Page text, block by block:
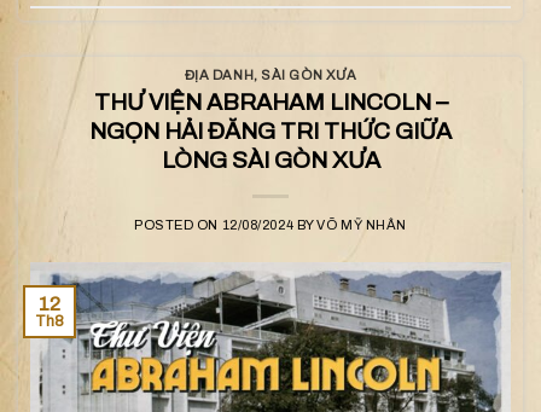
ĐỊA DANH, SÀI GÒN XƯA
THƯ VIỆN ABRAHAM LINCOLN –
NGỌN HẢI ĐĂNG TRI THỨC GIỮA
LÒNG SÀI GÒN XƯA
POSTED ON 12/08/2024 BYVÕ MỸ NHÂN
12
Th8